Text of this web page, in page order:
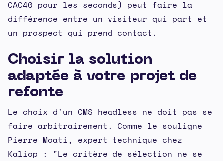
CAC40 pour les seconds) peut faire la
différence entre un visiteur qui part et
un prospect qui prend contact.
Choisir la solution
adaptée à votre projet de
refonte
Le choix d'un CMS headless ne doit pas se
faire arbitrairement. Comme le souligne
Pierre Moati, expert technique chez
Kaliop : "Le critère de sélection ne se